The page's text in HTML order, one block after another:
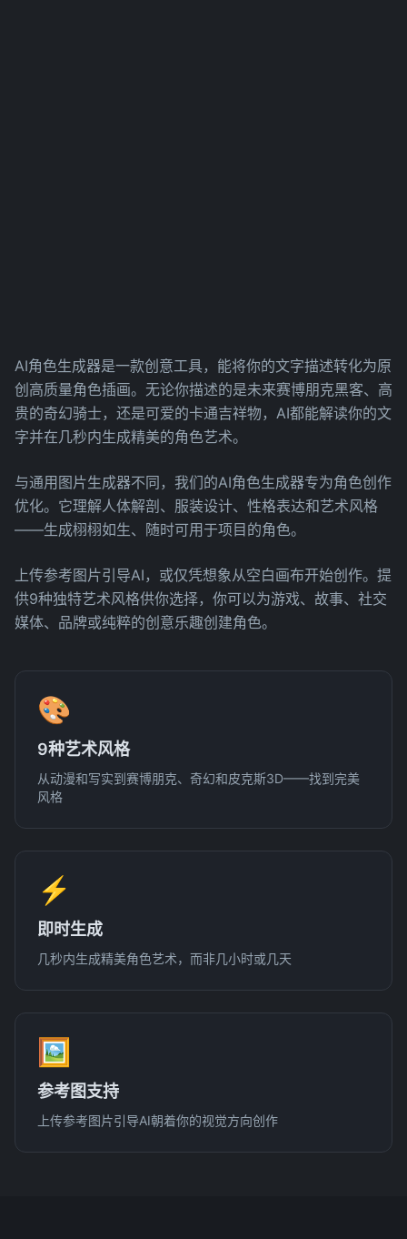
AI角色生成器是一款创意工具，能将你的文字描述转化为原
创高质量角色插画。无论你描述的是未来赛博朋克黑客、高
贵的奇幻骑士，还是可爱的卡通吉祥物，AI都能解读你的文
字并在几秒内生成精美的角色艺术。
与通用图片生成器不同，我们的AI角色生成器专为角色创作
优化。它理解人体解剖、服装设计、性格表达和艺术风格
——生成栩栩如生、随时可用于项目的角色。
上传参考图片引导AI，或仅凭想象从空白画布开始创作。提
供9种独特艺术风格供你选择，你可以为游戏、故事、社交
媒体、品牌或纯粹的创意乐趣创建角色。
🎨
9种艺术风格
从动漫和写实到赛博朋克、奇幻和皮克斯3D——找到完美
风格
⚡
即时生成
几秒内生成精美角色艺术，而非几小时或几天
🖼️
参考图支持
上传参考图片引导AI朝着你的视觉方向创作